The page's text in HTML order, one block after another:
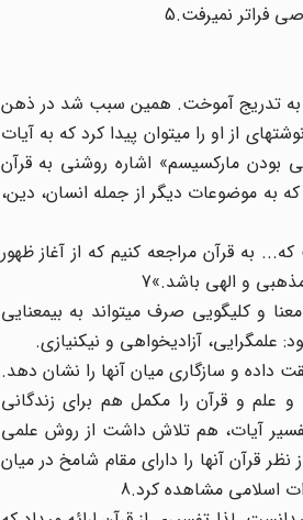
فراتر نمیرفت.5
را به تدریج آموخت. همین سبب شد در ذهن
از او را میتوان پیدا کرد که به آیات
بودن مارکسیسم» اشاره روشنی به قرآن
به موضوعات دیگر از جمله انسان، دین،
به قرآن مراجعه کنیم که از آغاز ظهور
و کلیگویی صرف میتواند به بیمعنایی
علمگرایی، آزادیخواهی و نیکنیازی.
داده و سازگاری میان آنها را نشان دهد.
علم و قرآن را مکمل هم برای زندگانی
آیات، هم تلاش داشت از روش علمی
قرآن آنها را دارای مقام شامخ در میان
اسلامی مشاهده کرد.8